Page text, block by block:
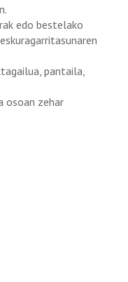
edo bestelako
pantaila,
osoan zehar